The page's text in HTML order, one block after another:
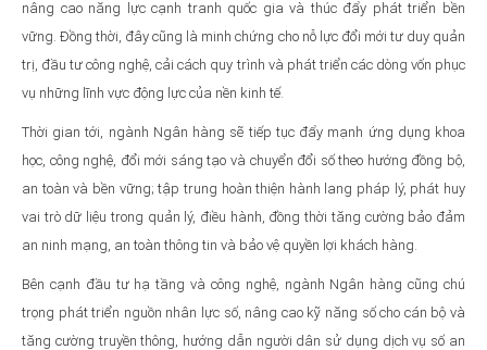
nâng cao năng lực cạnh tranh quốc gia và thúc đẩy phát triển bền
vững. Đồng thời, đây cũng là minh chứng cho nỗ lực đổi mới tư duy quản
trị, đầu tư công nghệ, cải cách quy trình và phát triển các dòng vốn phục
vụ những lĩnh vực động lực của nền kinh tế.
Thời gian tới, ngành Ngân hàng sẽ tiếp tục đẩy mạnh ứng dụng khoa
học, công nghệ, đổi mới sáng tạo và chuyển đổi số theo hướng đồng bộ,
an toàn và bền vững; tập trung hoàn thiện hành lang pháp lý, phát huy
vai trò dữ liệu trong quản lý, điều hành, đồng thời tăng cường bảo đảm
an ninh mạng, an toàn thông tin và bảo vệ quyền lợi khách hàng.
Bên cạnh đầu tư hạ tầng và công nghệ, ngành Ngân hàng cũng chú
trọng phát triển nguồn nhân lực số, nâng cao kỹ năng số cho cán bộ và
tăng cường truyền thông, hướng dẫn người dân sử dụng dịch vụ số an